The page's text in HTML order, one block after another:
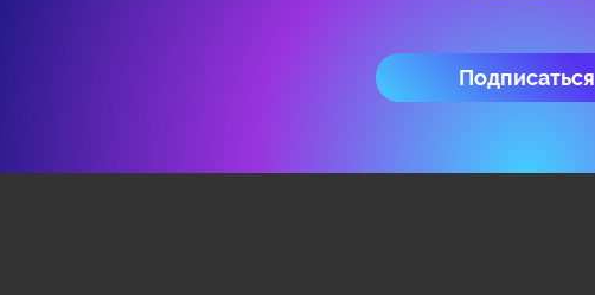
Подписаться